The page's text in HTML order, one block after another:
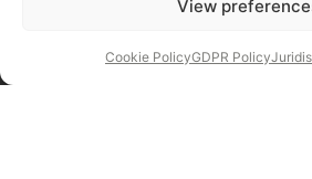
View
Cookie PolicyGDPR Policy
för företag, icke-statliga